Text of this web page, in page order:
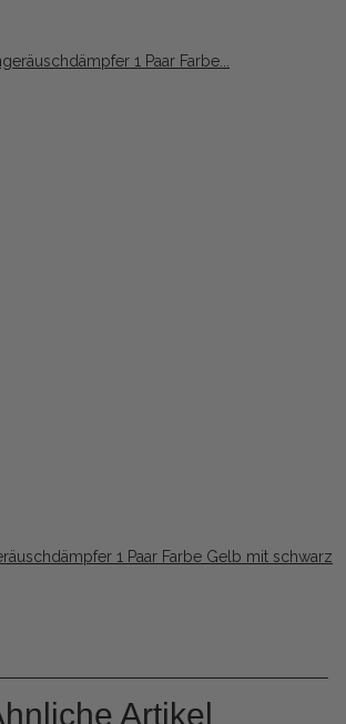
1 Paar Farbe Gelb mit schwarz
Artikel